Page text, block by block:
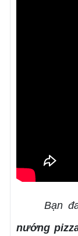
Bạn
nướng